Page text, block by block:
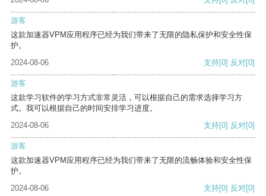
游客
这款加速器VPM应用程序已经为我们带来了无限的隐私保护和安全性保
护。
2024-08-06
支持[0] 反对[0]
游客
这款学习软件的学习方式非常灵活，可以根据自己的需求选择学习方
式。我可以根据自己的时间安排学习进度。
2024-08-06
支持[0] 反对[0]
游客
这款加速器VPM应用程序已经为我们带来了无限的流畅体验和安全性保
护。
2024-08-06
支持[0] 反对[0]